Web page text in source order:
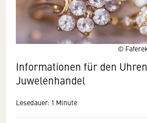
©
Informationen für den
Juwelenhandel
Lesedauer: 1 Minute